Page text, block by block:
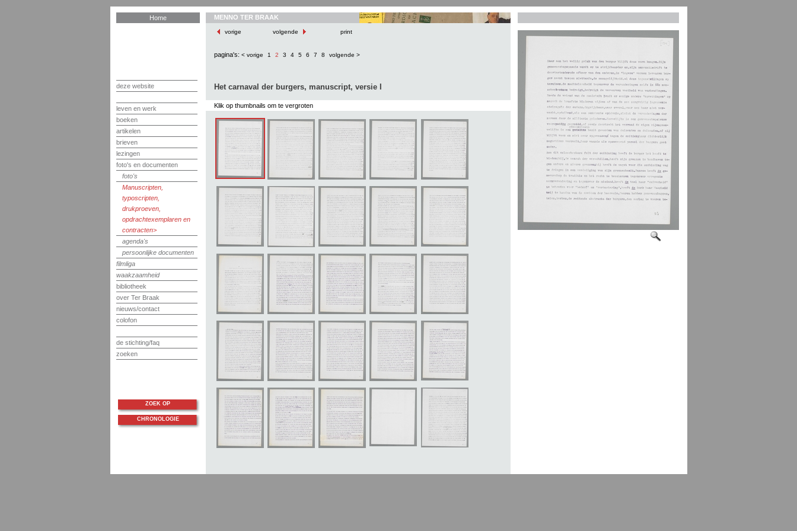
Home
deze website
leven en werk
boeken
artikelen
brieven
lezingen
foto's en documenten
foto's
Manuscripten,
typoscripten,
drukproeven,
opdrachtexemplaren en
contracten
agenda's
persoonlijke documenten
filmliga
waakzaamheid
bibliotheek
over Ter Braak
nieuws/contact
colofon
de stichting/faq
zoeken
MENNO TER BRAAK
vorige volgende print
pagina's: < vorige 1 2 3 4 5 6 7 8 volgende >
Het carnaval der burgers, manuscript, versie I
Klik op thumbnails om te vergroten
ZOEK OP
CHRONOLOGIE